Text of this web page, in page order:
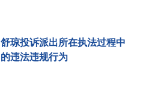
舒琼投诉派出所在执法过程中
的违法违规行为